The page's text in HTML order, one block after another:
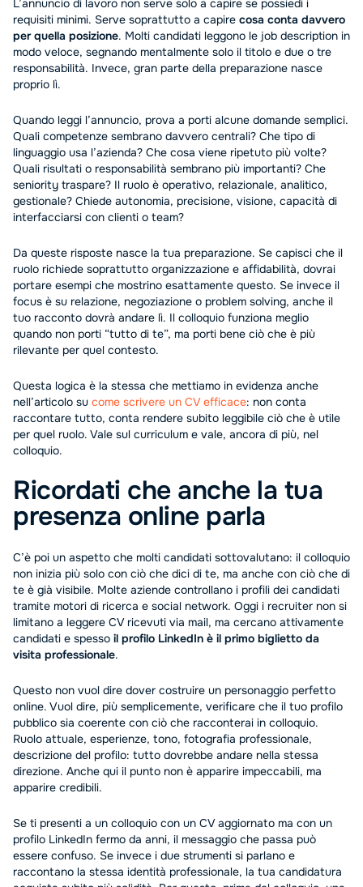
L’annuncio di lavoro non serve solo a capire se possiedi i
requisiti minimi. Serve soprattutto a capire cosa conta davvero
per quella posizione. Molti candidati leggono le job description in
modo veloce, segnando mentalmente solo il titolo e due o tre
responsabilità. Invece, gran parte della preparazione nasce
proprio lì.
Quando leggi l’annuncio, prova a porti alcune domande semplici.
Quali competenze sembrano davvero centrali? Che tipo di
linguaggio usa l’azienda? Che cosa viene ripetuto più volte?
Quali risultati o responsabilità sembrano più importanti? Che
seniority traspare? Il ruolo è operativo, relazionale, analitico,
gestionale? Chiede autonomia, precisione, visione, capacità di
interfacciarsi con clienti o team?
Da queste risposte nasce la tua preparazione. Se capisci che il
ruolo richiede soprattutto organizzazione e affidabilità, dovrai
portare esempi che mostrino esattamente questo. Se invece il
focus è su relazione, negoziazione o problem solving, anche il
tuo racconto dovrà andare lì. Il colloquio funziona meglio
quando non porti “tutto di te”, ma porti bene ciò che è più
rilevante per quel contesto.
Questa logica è la stessa che mettiamo in evidenza anche
nell’articolo su come scrivere un CV efficace: non conta
raccontare tutto, conta rendere subito leggibile ciò che è utile
per quel ruolo. Vale sul curriculum e vale, ancora di più, nel
colloquio.
Ricordati che anche la tua
presenza online parla
C’è poi un aspetto che molti candidati sottovalutano: il colloquio
non inizia più solo con ciò che dici di te, ma anche con ciò che di
te è già visibile. Molte aziende controllano i profili dei candidati
tramite motori di ricerca e social network. Oggi i recruiter non si
limitano a leggere CV ricevuti via mail, ma cercano attivamente
candidati e spesso il profilo LinkedIn è il primo biglietto da
visita professionale.
Questo non vuol dire dover costruire un personaggio perfetto
online. Vuol dire, più semplicemente, verificare che il tuo profilo
pubblico sia coerente con ciò che racconterai in colloquio.
Ruolo attuale, esperienze, tono, fotografia professionale,
descrizione del profilo: tutto dovrebbe andare nella stessa
direzione. Anche qui il punto non è apparire impeccabili, ma
apparire credibili.
Se ti presenti a un colloquio con un CV aggiornato ma con un
profilo LinkedIn fermo da anni, il messaggio che passa può
essere confuso. Se invece i due strumenti si parlano e
raccontano la stessa identità professionale, la tua candidatura